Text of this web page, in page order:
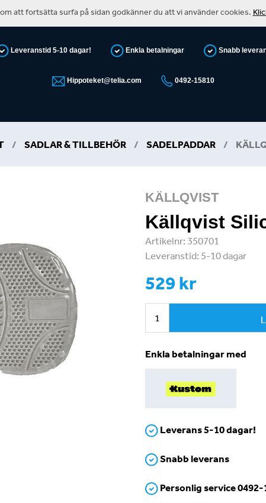
Leveranstid 5-10 dagar! Enkla betalningar Snabb
Hippoteket@telia.com 0492-15810
/ SADLAR & TILLBEHÖR / SADELPADDAR /
KÄLLQVIST
Källqvist
Artikelnr: 350701
Leveranstid: 5-10 dagar
529 kr
Enkla betalningar med
Leverans 5-10 dagar!
Snabb leverans
Personlig service 0492-
att fortsätta surfa på sidan godkänner du att vi använder cookies.